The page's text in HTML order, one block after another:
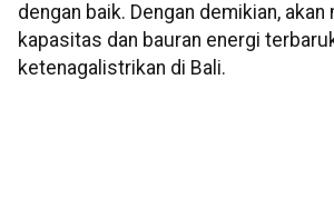
dengan baik. Dengan demikian, akan
kapasitas dan bauran energi
ketenagalistrikan di Bali.